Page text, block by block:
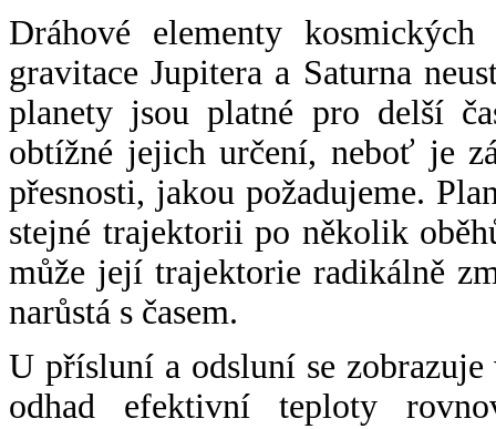
Dráhové elementy
gravitace Jupitera a Saturna
planety jsou platné pro delší
obtížné jejich určení, neboť je
přesnosti, jakou požadujeme.
stejné trajektorii po několik
může její trajektorie radikálně
narůstá s časem.
U přísluní a odsluní se
odhad efektivní teploty